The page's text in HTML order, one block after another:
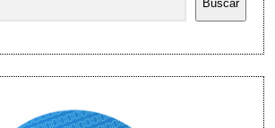
Buscar